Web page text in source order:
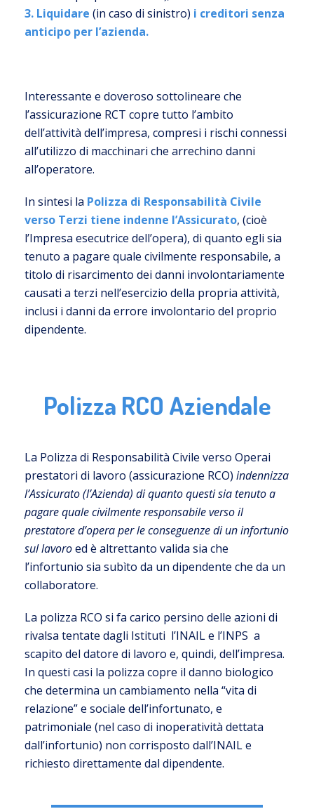
3. Liquidare (in caso di sinistro) i creditori senza
anticipo per l’azienda.
Interessante e doveroso sottolineare che
l’assicurazione RCT copre tutto l’ambito
dell’attività dell’impresa, compresi i rischi connessi
all’utilizzo di macchinari che arrechino danni
all’operatore.
In sintesi la Polizza di Responsabilità Civile
verso Terzi tiene indenne l’Assicurato, (cioè
l’Impresa esecutrice dell’opera), di quanto egli sia
tenuto a pagare quale civilmente responsabile, a
titolo di risarcimento dei danni involontariamente
causati a terzi nell’esercizio della propria attività,
inclusi i danni da errore involontario del proprio
dipendente.
Polizza RCO Aziendale
La Polizza di Responsabilità Civile verso Operai
prestatori di lavoro (assicurazione RCO) indennizza
l’Assicurato (l’Azienda) di quanto questi sia tenuto a
pagare quale civilmente responsabile verso il
prestatore d’opera per le conseguenze di un infortunio
sul lavoroed è altrettanto valida sia che
l’infortunio sia subìto da un dipendente che da un
collaboratore.
La polizza RCO si fa carico persino delle azioni di
rivalsa tentate dagli Istituti l’INAIL e l’INPS a
scapito del datore di lavoro e, quindi, dell’impresa.
In questi casi la polizza copre il danno biologico
che determina un cambiamento nella “vita di
relazione” e sociale dell’infortunato, e
patrimoniale (nel caso di inoperatività dettata
dall’infortunio) non corrisposto dall’INAIL e
richiesto direttamente dal dipendente.